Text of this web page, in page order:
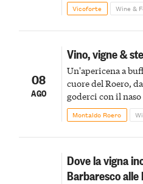
Vicoforte Wine &
08
AGO
Vino, vigne &
Un'apericena a
cuore del Roero,
goderci con il
Montaldo Roero
Dove la vigna
Barbaresco